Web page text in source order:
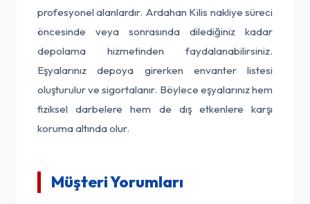
profesyonel alanlardır. Ardahan Kilis nakliye süreci
öncesinde veya sonrasında dilediğiniz kadar
depolama hizmetinden faydalanabilirsiniz.
Eşyalarınız depoya girerken envanter listesi
oluşturulur ve sigortalanır. Böylece eşyalarınız hem
fiziksel darbelere hem de dış etkenlere karşı
koruma altında olur.
Müşteri Yorumları